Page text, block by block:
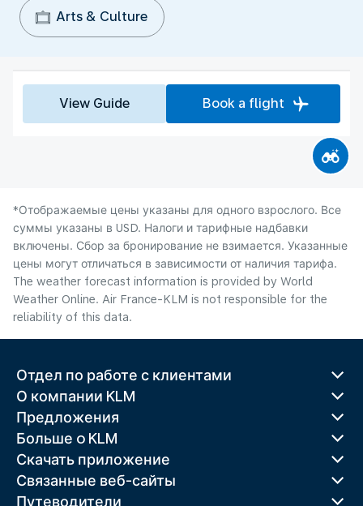
Arts & Culture
View Guide Book a flight
*Отображаемые цены указаны для одного взрослого. Все
суммы указаны в USD. Налоги и тарифные надбавки
включены. Сбор за бронирование не взимается. Указанные
цены могут отличаться в зависимости от наличия тарифа.
The weather forecast information is provided by World
Weather Online. Air France-KLM is not responsible for the
reliability of this data.
Отдел по работе с клиентами
О компании KLM
Предложения
Больше o KLM
Скачать приложение
Связанные веб-сайты
Путеводители